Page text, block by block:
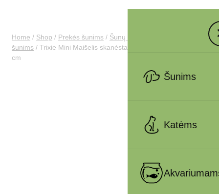
Šunims
Katėms
Home / Shop / Prekės šunims / Šunų maistas
šunims / Trixie Mini Maišelis skanėstams, su karabinu, ø 7×9
cm